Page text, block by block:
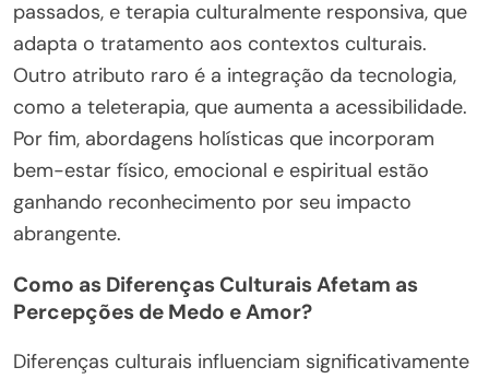
passados, e terapia culturalmente responsiva, que
adapta o tratamento aos contextos culturais.
Outro atributo raro é a integração da tecnologia,
como a teleterapia, que aumenta a acessibilidade.
Por fim, abordagens holísticas que incorporam
bem-estar físico, emocional e espiritual estão
ganhando reconhecimento por seu impacto
abrangente.
Como as Diferenças Culturais Afetam as
Percepções de Medo e Amor?
Diferenças culturais influenciam significativamente